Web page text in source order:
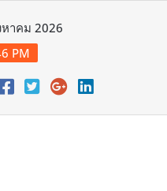
าคม 2026
PM